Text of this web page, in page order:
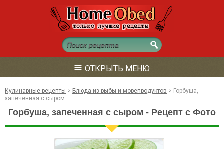
≡ ОТКРЫТЬ МЕНЮ
Кулинарные рецепты > Блюда из рыбы и морепродуктов > Горбуша,
запеченная с сыром
Горбуша, запеченная с сыром - Рецепт с Фото